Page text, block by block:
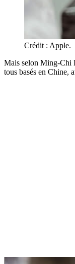
Crédit : Apple.
Mais selon Ming-Chi
tous basés en Chine,